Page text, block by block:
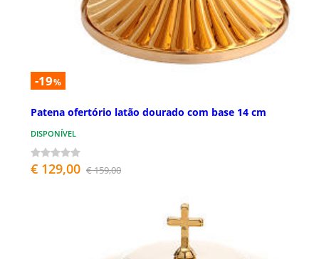
-19%
Patena ofertório latão dourado com base 14 cm
DISPONÍVEL
€ 129,00 € 159,00